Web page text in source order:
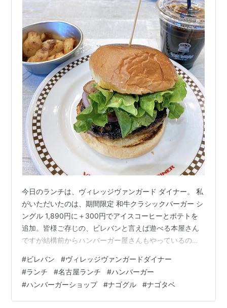
今日のランチは、ヴィレッジヴァンガード ダイナー。 私
がいただいたのは、期間限定 和牛クラシックバーガー シ
ングル 1,890円に＋300円でアイスコーヒーとポテトを
追加。皆様ご存じの、ビレバンと言えば遊べる本屋さん
ですが結構前からハンバーガー屋さんもやっているので
はかなり前に閉店。今日は大高のイオン内にあるこちら
へとやってきました。母体がビレバンだけあって、
gotoeatだとか地域振興券だとか、Tポイントだとか、各
種電子マネー諸々キャッシュレス決済にとても強いの
#ビレバン #ヴィレッジヴァンガードダイナー
#ランチ #名古屋ランチ #ハンバーガー
#ハンバーガーショップ #ナゴグル #ナゴタベ